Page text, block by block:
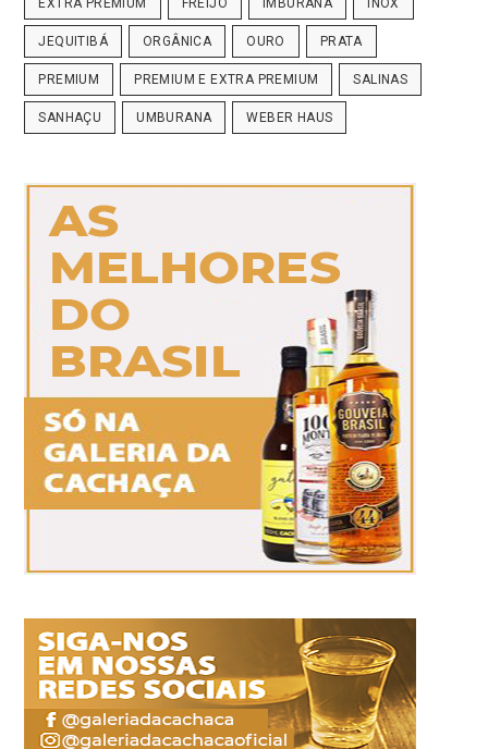
JEQUITIBÁ ORGÂNICA OURO PRATA
PREMIUM PREMIUM E EXTRA PREMIUM SALINAS
SANHAÇU UMBURANA WEBER HAUS